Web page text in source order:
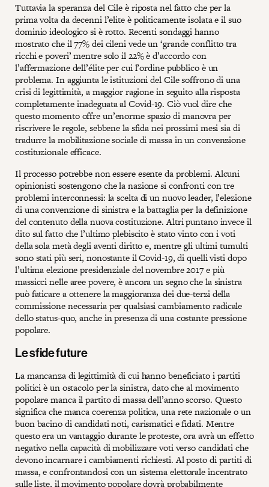
Tuttavia la speranza del Cile è riposta nel fatto che per la
prima volta da decenni l’elite è politicamente isolata e il suo
dominio ideologico si è rotto. Recenti sondaggi hanno
mostrato che il 77% dei cileni vede un ‘grande conflitto tra
ricchi e poveri’ mentre solo il 22% è d’accordo con
l’affermazione dell’élite per cui l’ordine pubblico è un
problema. In aggiunta le istituzioni del Cile soffrono di una
crisi di legittimità, a maggior ragione in seguito alla risposta
completamente inadeguata al Covid-19. Ciò vuol dire che
questo momento offre un’enorme spazio di manovra per
riscrivere le regole, sebbene la sfida nei prossimi mesi sia di
tradurre la mobilitazione sociale di massa in un convenzione
costituzionale efficace.
Il processo potrebbe non essere esente da problemi. Alcuni
opinionisti sostengono che la nazione si confronti con tre
problemi interconnessi: la scelta di un nuovo leader, l’elezione
di una convenzione di sinistra e la battaglia per la definizione
del contenuto della nuova costituzione. Altri puntano invece il
dito sul fatto che l’ultimo plebiscito è stato vinto con i voti
della sola metà degli aventi diritto e, mentre gli ultimi tumulti
sono stati più seri, nonostante il Covid-19, di quelli visti dopo
l’ultima elezione presidenziale del novembre 2017 e più
massicci nelle aree povere, è ancora un segno che la sinistra
può faticare a ottenere la maggioranza dei due-terzi della
commissione necessaria per qualsiasi cambiamento radicale
dello status-quo, anche in presenza di una costante pressione
popolare.
Le sfide future
La mancanza di legittimità di cui hanno beneficiato i partiti
politici è un ostacolo per la sinistra, dato che al movimento
popolare manca il partito di massa dell’anno scorso. Questo
significa che manca coerenza politica, una rete nazionale o un
buon bacino di candidati noti, carismatici e fidati. Mentre
questo era un vantaggio durante le proteste, ora avrà un effetto
negativo nella capacità di mobilizzare voti verso candidati che
devono incarnare i cambiamenti richiesti. Al posto di partiti di
massa, e confrontandosi con un sistema elettorale incentrato
sulle liste, il movimento popolare dovrà probabilmente